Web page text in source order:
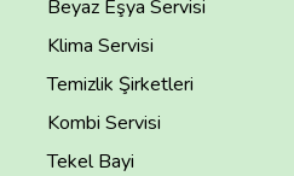
Beyaz Eşya Servisi
Klima Servisi
Temizlik Şirketleri
Kombi Servisi
Tekel Bayi